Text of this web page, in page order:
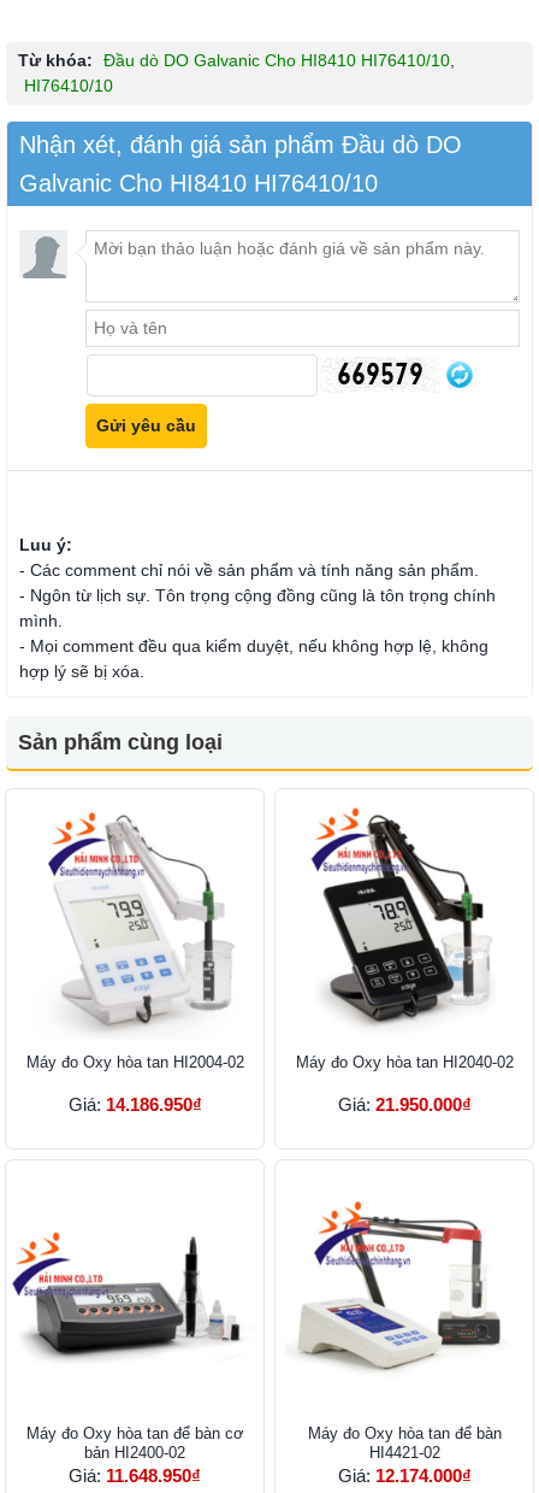
Từ khóa: Đầu dò DO Galvanic Cho HI8410 HI76410/10,
HI76410/10
Nhận xét, đánh giá sản phẩm Đầu dò DO
Galvanic Cho HI8410 HI76410/10
Luu ý:
- Các comment chỉ nói về sản phẩm và tính năng sản phẩm.
- Ngôn từ lịch sự. Tôn trọng cộng đồng cũng là tôn trọng chính
mình.
- Mọi comment đều qua kiểm duyệt, nếu không hợp lệ, không
hợp lý sẽ bị xóa.
Sản phẩm cùng loại
Máy đo Oxy hòa tan HI2004-02
Giá: 14.186.950₫
Máy đo Oxy hòa tan HI2040-02
Giá: 21.950.000₫
Máy đo Oxy hòa tan để bàn cơ
bản HI2400-02
Giá: 11.648.950₫
Máy đo Oxy hòa tan để bàn
HI4421-02
Giá: 12.174.000₫